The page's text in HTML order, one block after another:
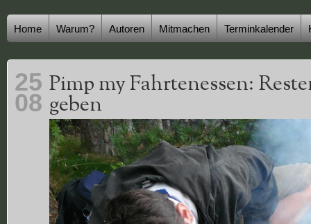
Home Warum? Autoren Mitmachen Terminkalender
25
08
Pimp my Fahrtenessen:
geben